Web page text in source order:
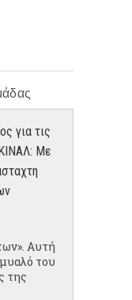
για τις
Με
Αυτή
του
της